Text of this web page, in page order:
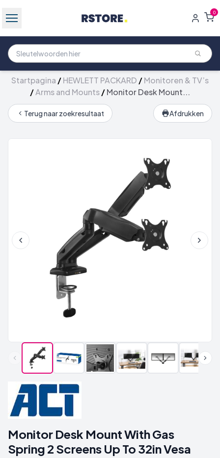
0
Startpagina /HEWLETT PACKARD /Monitoren & TV’s
/Arms and Mounts/Monitor Desk Mount...
Terug naar zoekresultaat Afdrukken
Monitor Desk Mount With Gas
Spring 2 Screens Up To 32in Vesa